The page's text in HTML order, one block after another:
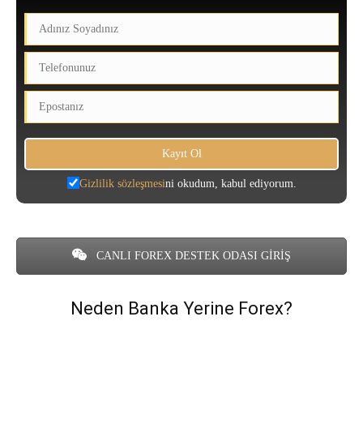
Gizlilik sözleşmesini okudum, kabul ediyorum.
CANLI FOREX DESTEK ODASI GİRİŞ
Neden Banka Yerine Forex?